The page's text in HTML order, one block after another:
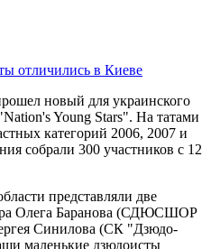
новый для украинского
Young Stars". На татами
категорий 2006, 2007 и
собрали 300 участников с 12
представляли две
Олега Баранова (СДЮСШОР
Синилова (СК "Дзюдо-
маленькие дзюдоисты